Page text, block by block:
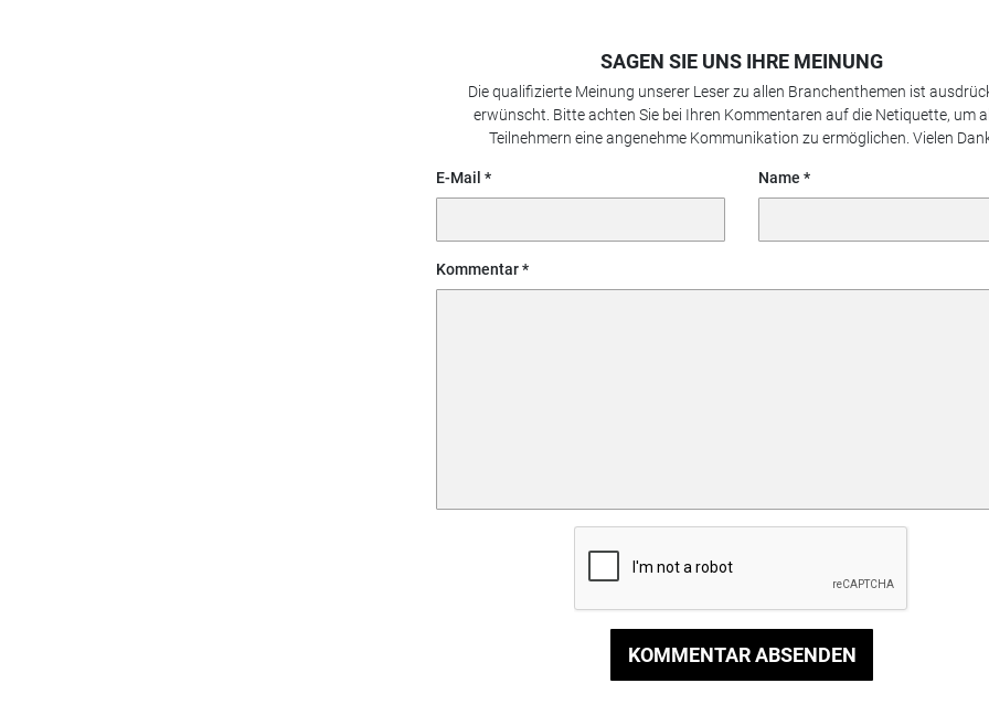
SAGEN SIE UNS IHRE MEINUNG
Die qualifizierte Meinung unserer Leser zu allen Branchenthemen ist
erwünscht. Bitte achten Sie bei Ihren Kommentaren auf die Netiquette, um
Teilnehmern eine angenehme Kommunikation zu ermöglichen. Vielen
E-Mail Name
Kommentar
KOMMENTAR ABSENDEN